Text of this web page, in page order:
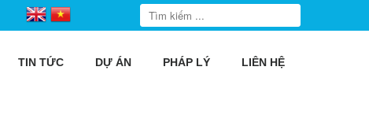
TIN TỨC DỰ ÁN PHÁP LÝ LIÊN HỆ